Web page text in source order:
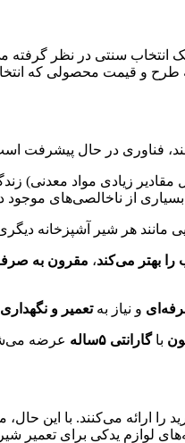
انتخاب سنتی در نظر
طرح و قیمت محصولی که
فناوری در حال پیشرفت
زیادی مواد معدنی)
از ناخالصی‌های
مانند هر شیر آشپزخانه
بهتر می‌کند، مقرون به
و نیاز بهتعمیر و نگهداری
باگارانتی ۵ساله عرضه
را ارائه می‌کنند. با
لوازم یدکی برای تعمیر